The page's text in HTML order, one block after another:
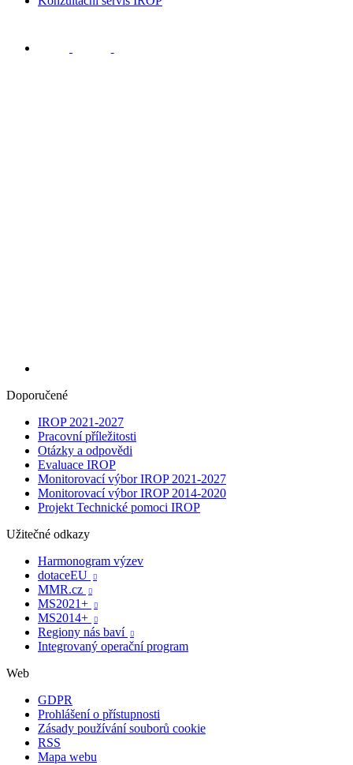
Doporučené
IROP 2021-2027
Pracovní příležitosti
Otázky a odpovědi
Evaluace IROP
Monitorovací výbor IROP 2021-2027
Monitorovací výbor IROP 2014-2020
Projekt Technické pomoci IROP
Užitečné odkazy
Harmonogram výzev
dotaceEU

MMR.cz 
MS2021+ 
MS2014+ 
Regiony nás baví 
Integrovaný operační program
Web
GDPR
Prohlášení o přístupnosti
Zásady používání souborů cookie
RSS
Mapa webu